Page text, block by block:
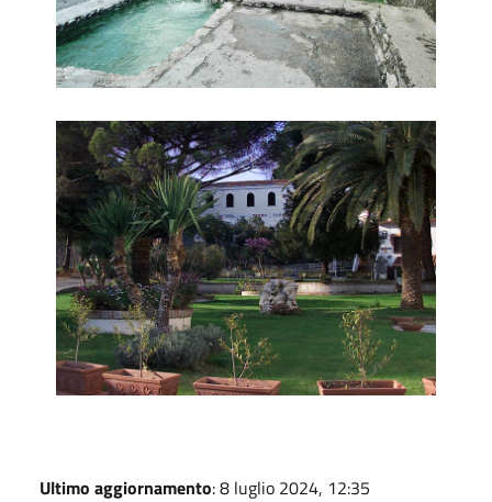
Privato stabilimento termale
Ultimo aggiornamento: 8 luglio 2024, 12:35